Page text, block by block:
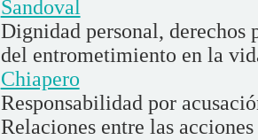
Sandoval
Dignidad personal, derechos
del entrometimiento en la
Chiapero
Responsabilidad por
Relaciones entre las